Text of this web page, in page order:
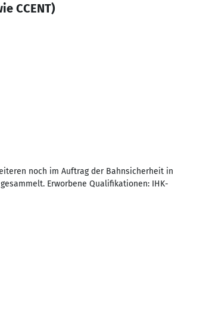
CCENT)
noch im Auftrag der Bahnsicherheit in
Erworbene Qualifikationen: IHK-